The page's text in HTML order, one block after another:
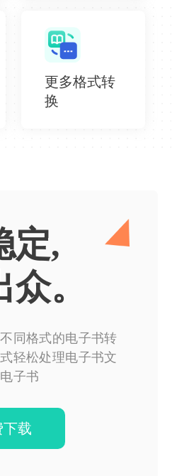
更多格式转
换
定,
。
同格式的电子书转
轻松处理电子书文
子书
下载